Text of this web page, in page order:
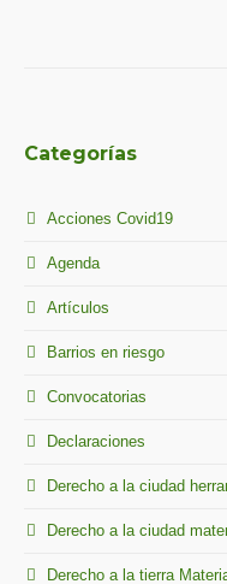
Categorías
Acciones Covid19
Agenda
Artículos
Barrios en riesgo
Convocatorias
Declaraciones
Derecho a la ciudad
Derecho a la ciudad
Derecho a la tierra